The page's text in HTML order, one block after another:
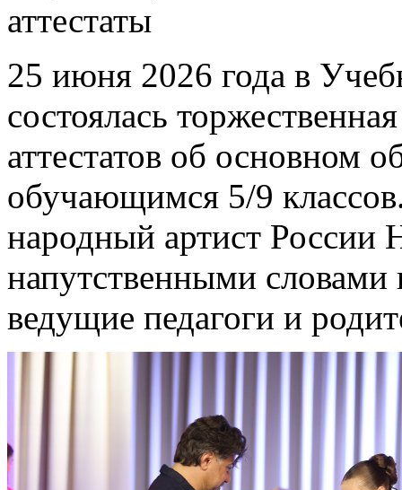
аттестаты
25 июня 2026 года в
состоялась
аттестатов об основном
обучающимся 5/9
народный артист России
напутственными
ведущие педагоги и